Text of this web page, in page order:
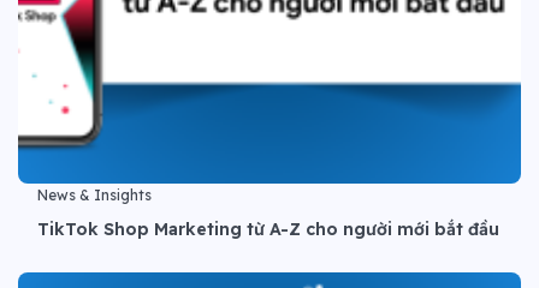
News & Insights
TikTok Shop Marketing từ A-Z cho người mới bắt đầu